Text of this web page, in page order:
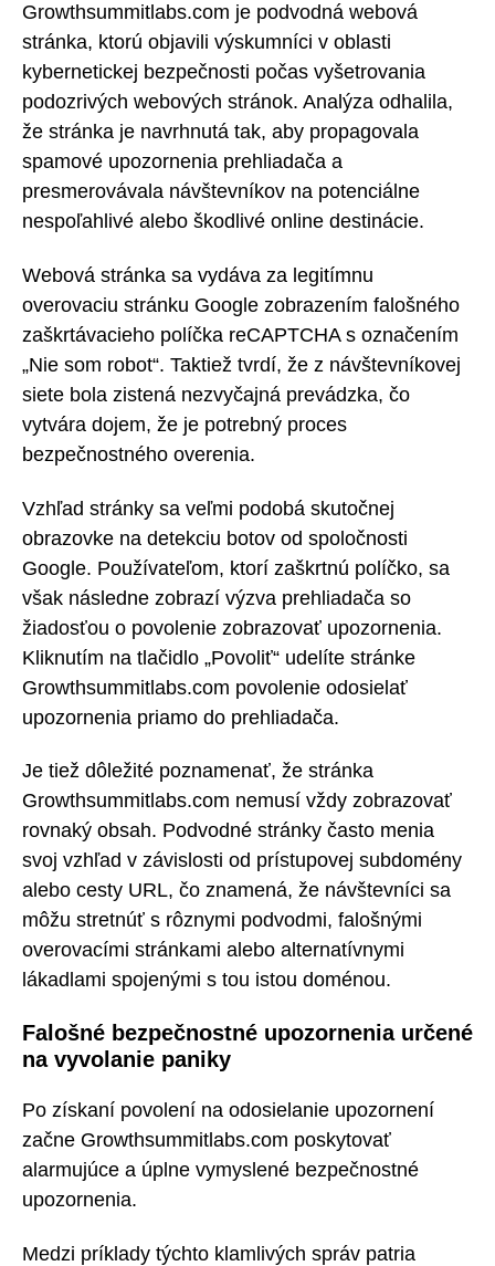
Growthsummitlabs.com je podvodná webová
stránka, ktorú objavili výskumníci v oblasti
kybernetickej bezpečnosti počas vyšetrovania
podozrivých webových stránok. Analýza odhalila,
že stránka je navrhnutá tak, aby propagovala
spamové upozornenia prehliadača a
presmerovávala návštevníkov na potenciálne
nespoľahlivé alebo škodlivé online destinácie.
Webová stránka sa vydáva za legitímnu
overovaciu stránku Google zobrazením falošného
zaškrtávacieho políčka reCAPTCHA s označením
„Nie som robot“. Taktiež tvrdí, že z návštevníkovej
siete bola zistená nezvyčajná prevádzka, čo
vytvára dojem, že je potrebný proces
bezpečnostného overenia.
Vzhľad stránky sa veľmi podobá skutočnej
obrazovke na detekciu botov od spoločnosti
Google. Používateľom, ktorí zaškrtnú políčko, sa
však následne zobrazí výzva prehliadača so
žiadosťou o povolenie zobrazovať upozornenia.
Kliknutím na tlačidlo „Povoliť“ udelíte stránke
Growthsummitlabs.com povolenie odosielať
upozornenia priamo do prehliadača.
Je tiež dôležité poznamenať, že stránka
Growthsummitlabs.com nemusí vždy zobrazovať
rovnaký obsah. Podvodné stránky často menia
svoj vzhľad v závislosti od prístupovej subdomény
alebo cesty URL, čo znamená, že návštevníci sa
môžu stretnúť s rôznymi podvodmi, falošnými
overovacími stránkami alebo alternatívnymi
lákadlami spojenými s tou istou doménou.
Falošné bezpečnostné upozornenia určené
na vyvolanie paniky
Po získaní povolení na odosielanie upozornení
začne Growthsummitlabs.com poskytovať
alarmujúce a úplne vymyslené bezpečnostné
upozornenia.
Medzi príklady týchto klamlivých správ patria